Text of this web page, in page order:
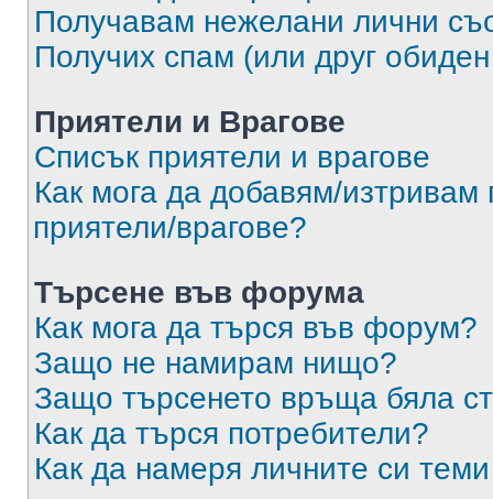
Получавам нежелани лични
Получих спам (или друг
Приятели и Врагове
Списък приятели и врагове
Как мога да добавям/изтривам
приятели/врагове?
Търсене във форума
Как мога да търся във форум?
Защо не намирам нищо?
Защо търсенето връща бяла
Как да търся потребители?
Как да намеря личните си